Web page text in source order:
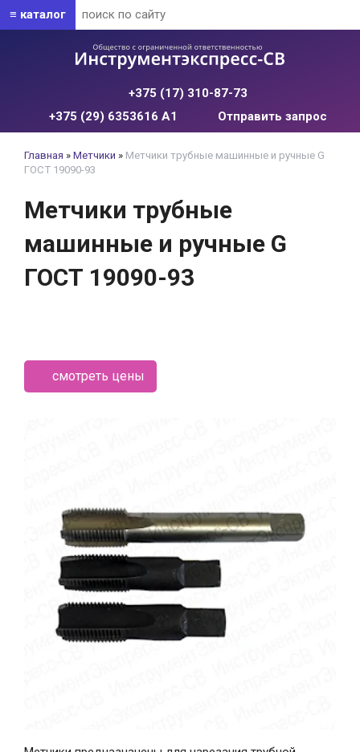
≡ каталог
+375 (17) 310-87-73
+375 (29) 6353616 А1
Отправить запрос
Главная » Метчики » Метчики трубные машинные и ручные G
ГОСТ 19090-93
Метчики трубные
машинные и ручные G
ГОСТ 19090-93
смотреть цены